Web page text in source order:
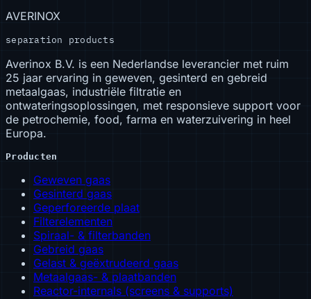
AVERINOX
separation products
Averinox B.V. is een Nederlandse leverancier met ruim
25 jaar ervaring in geweven, gesinterd en gebreid
metaalgaas, industriële filtratie en
ontwateringsoplossingen, met responsieve support voor
de petrochemie, food, farma en waterzuivering in heel
Europa.
Producten
Geweven gaas
Gesinterd gaas
Geperforeerde plaat
Filterelementen
Spiraal- & filterbanden
Gebreid gaas
Gelast & geëxtrudeerd gaas
Metaalgaas- & plaatbanden
Reactor-internals (screens & supports)